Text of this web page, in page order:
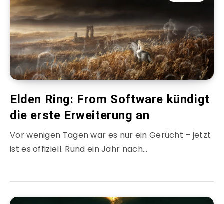
Elden Ring: From Software kündigt
die erste Erweiterung an
Vor wenigen Tagen war es nur ein Gerücht – jetzt
ist es offiziell. Rund ein Jahr nach…